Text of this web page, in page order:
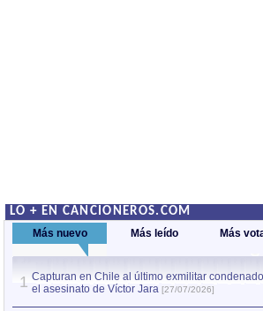
LO + EN CANCIONEROS.COM
Más nuevo Más leído Más
1 Capturan en Chile al último exmilitar
el asesinato de Víctor Jara [27/07/2026]